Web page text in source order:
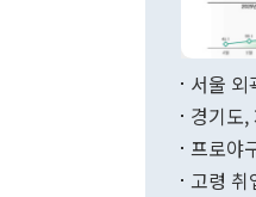
서울 외
경기도
프로야
고령 취